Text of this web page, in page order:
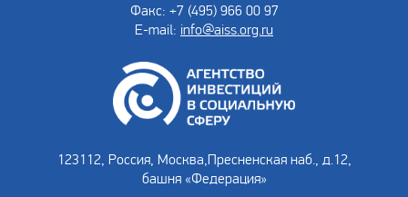
Факс: +7 (495) 966 00 97
E-mail: info@aiss.org.ru
123112, Россия, Москва, Пресненская наб., д.12,
башня «Федерация»